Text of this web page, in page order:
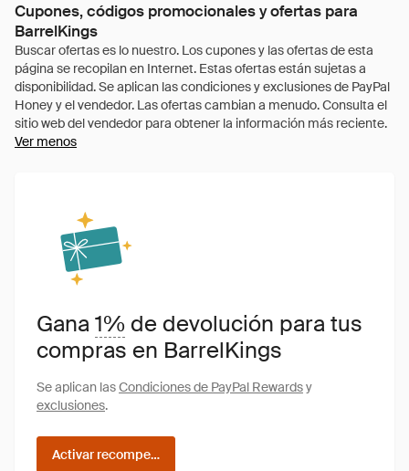
Cupones, códigos promocionales y ofertas para
BarrelKings
Ver menos
Gana1% de devolución para tus
compras en BarrelKings
Se aplican lasCondiciones de PayPal Rewardsy
exclusiones.
Activar recompensas